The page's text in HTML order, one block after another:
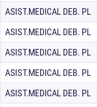
ASIST.MEDICAL DEB. PL
ASIST.MEDICAL DEB. PL
ASIST.MEDICAL DEB. PL
ASIST.MEDICAL DEB. PL
ASIST.MEDICAL DEB. PL